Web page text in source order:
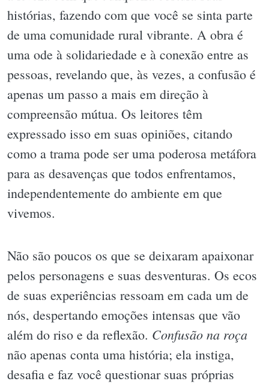
histórias, fazendo com que você se sinta parte
de uma comunidade rural vibrante. A obra é
uma ode à solidariedade e à conexão entre as
pessoas, revelando que, às vezes, a confusão é
apenas um passo a mais em direção à
compreensão mútua. Os leitores têm
expressado isso em suas opiniões, citando
como a trama pode ser uma poderosa metáfora
para as desavenças que todos enfrentamos,
independentemente do ambiente em que
vivemos.
Não são poucos os que se deixaram apaixonar
pelos personagens e suas desventuras. Os ecos
de suas experiências ressoam em cada um de
nós, despertando emoções intensas que vão
além do riso e da reflexão. Confusão na roça
não apenas conta uma história; ela instiga,
desafia e faz você questionar suas próprias